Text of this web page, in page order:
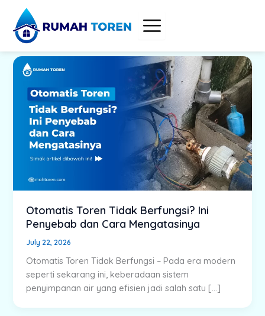
content
Otomatis Toren Tidak Berfungsi? Ini
Penyebab dan Cara Mengatasinya
July 22, 2026
Otomatis Toren Tidak Berfungsi – Pada era modern
seperti sekarang ini, keberadaan sistem
penyimpanan air yang efisien jadi salah satu […]